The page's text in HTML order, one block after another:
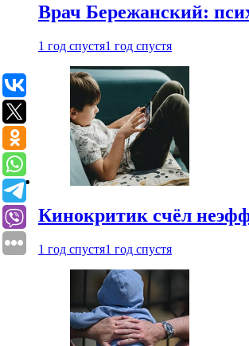
Врач Бережанский:
1 год спустя1 год спустя
Кинокритик счёл
1 год спустя1 год спустя